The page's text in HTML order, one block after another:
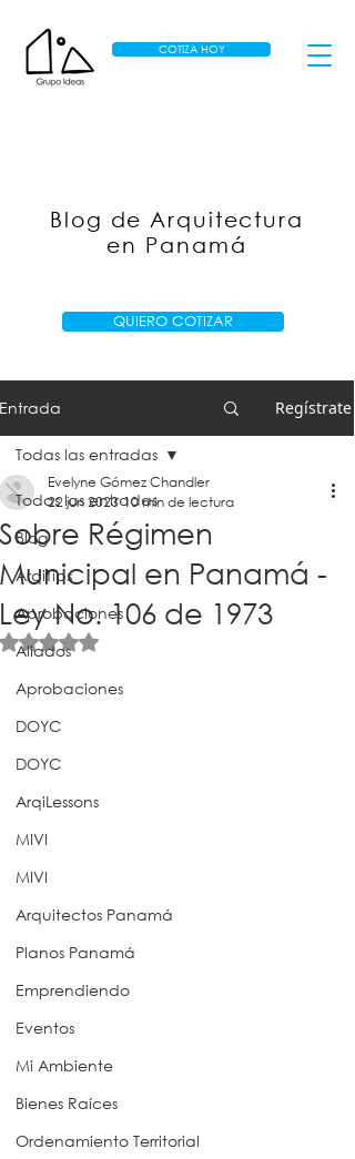
COTIZA HOY
QUIERO COTIZAR
Blog de Arquitectura
en Panamá
Entrada Regístrate
Todas las entradas
Blog
ArqiTips
Aprobaciones
Aliados
Aprobaciones
DOYC
DOYC
ArqiLessons
MIVI
MIVI
Arquitectos Panamá
Planos Panamá
Emprendiendo
Eventos
Mi Ambiente
Bienes Raíces
Ordenamiento Territorial
Todas las entradas
Sobre Régimen
Municipal en Panamá -
Ley No. 106 de 1973
Evelyne Gómez Chandler
22 jun 2023 10 min de lectura
Obtuvo NaN de 5 estrellas.